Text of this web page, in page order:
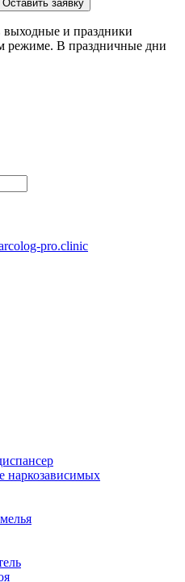
Оставить заявку
выходные и праздники
режиме. В праздничные дни
pro.clinic
наркозависимых